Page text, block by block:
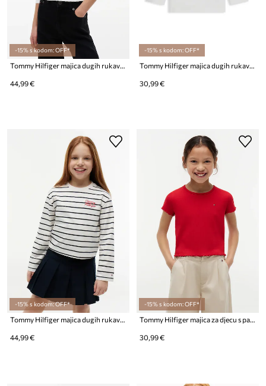
-15% s kodom: OFF*
44,99 €
-15% s kodom: OFF*
30,99 €
-15% s kodom: OFF*
Tommy Hilfiger majica dugih rukava za djecu od pamuka
44,99 €
-15% s kodom: OFF*
Tommy Hilfiger majica za djecu s pamukom
30,99 €